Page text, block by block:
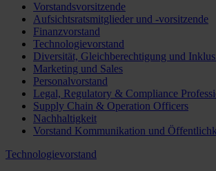
Vorstandsvorsitzende
Aufsichtsratsmitglieder und -vorsitzende
Finanzvorstand
Technologievorstand
Diversität, Gleichberechtigung und
Marketing und Sales
Personalvorstand
Legal, Regulatory & Compliance
Supply Chain & Operation Officers
Nachhaltigkeit
Vorstand Kommunikation und
Technologievorstand